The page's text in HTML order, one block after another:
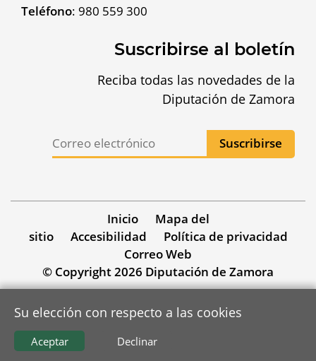
Teléfono: 980 559 300
Suscribirse al boletín
Reciba todas las novedades de la
Diputación de Zamora
Inicio
Mapa del
sitio
Accesibilidad
Política de privacidad
Correo Web
© Copyright 2026 Diputación de Zamora
Su elección con respecto a las cookies
Declinar
Aceptar